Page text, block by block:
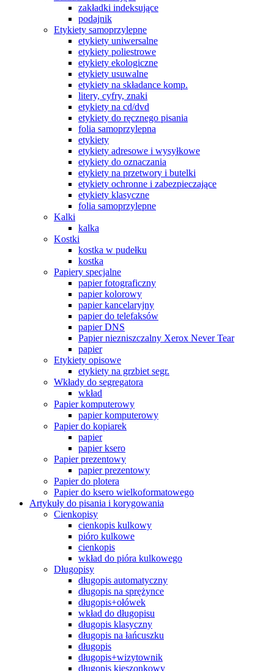
zakładki indeksujące
podajnik
Etykiety samoprzylepne
etykiety uniwersalne
etykiety poliestrowe
etykiety ekologiczne
etykiety usuwalne
etykiety na składance komp.
litery, cyfry, znaki
etykiety na cd/dvd
etykiety do ręcznego pisania
folia samoprzylepna
etykiety
etykiety adresowe i wysyłkowe
etykiety do oznaczania
etykiety na przetwory i butelki
etykiety ochronne i zabezpieczające
etykiety klasyczne
folia samoprzylepne
Kalki
kalka
Kostki
kostka w pudełku
kostka
Papiery specjalne
papier fotograficzny
papier kolorowy
papier kancelaryjny
papier do telefaksów
papier DNS
Papier niezniszczalny Xerox Never Tear
papier
Etykiety opisowe
etykiety na grzbiet segr.
Wkłady do segregatora
wkład
Papier komputerowy
papier komputerowy
Papier do kopiarek
papier
papier ksero
Papier prezentowy
papier prezentowy
Papier do plotera
Papier do ksero wielkoformatowego
Artykuły do pisania i korygowania
Cienkopisy
cienkopis kulkowy
pióro kulkowe
cienkopis
wkład do pióra kulkowego
Długopisy
długopis automatyczny
długopis na sprężynce
długopis+ołówek
wkład do długopisu
długopis klasyczny
długopis na łańcuszku
długopis
długopis+wizytownik
długopis kieszonkowy